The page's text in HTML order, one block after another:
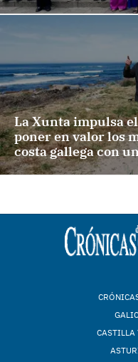
La Xunta impulsa
poner en valor los
costa gallega con
CASTILLA